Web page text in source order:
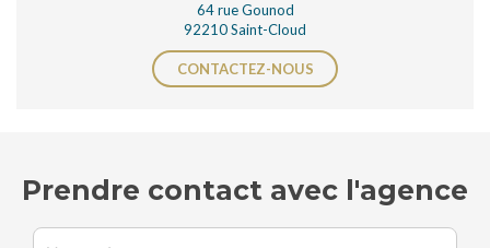
64 rue Gounod
92210 Saint-Cloud
CONTACTEZ-NOUS
Prendre contact avec l'agence